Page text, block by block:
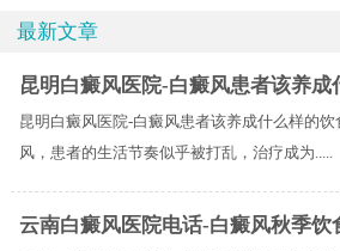
最新文章
昆明白癜风医院-白癜风患者该养成
昆明白癜风医院-白癜风患者该养成什么样的
风，患者的生活节奏似乎被打乱，治疗成为.....
云南白癜风医院电话-白癜风秋季饮